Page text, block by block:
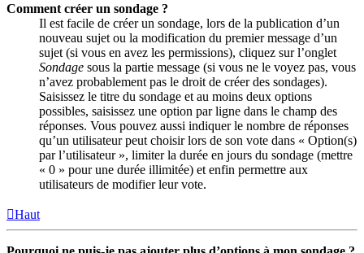
Comment créer un sondage ?
Il est facile de créer un sondage, lors de la publication d’un
nouveau sujet ou la modification du premier message d’un
sujet (si vous en avez les permissions), cliquez sur l’onglet
Sondage sous la partie message (si vous ne le voyez pas, vous
n’avez probablement pas le droit de créer des sondages).
Saisissez le titre du sondage et au moins deux options
possibles, saisissez une option par ligne dans le champ des
réponses. Vous pouvez aussi indiquer le nombre de réponses
qu’un utilisateur peut choisir lors de son vote dans « Option(s)
par l’utilisateur », limiter la durée en jours du sondage (mettre
« 0 » pour une durée illimitée) et enfin permettre aux
utilisateurs de modifier leur vote.
Haut